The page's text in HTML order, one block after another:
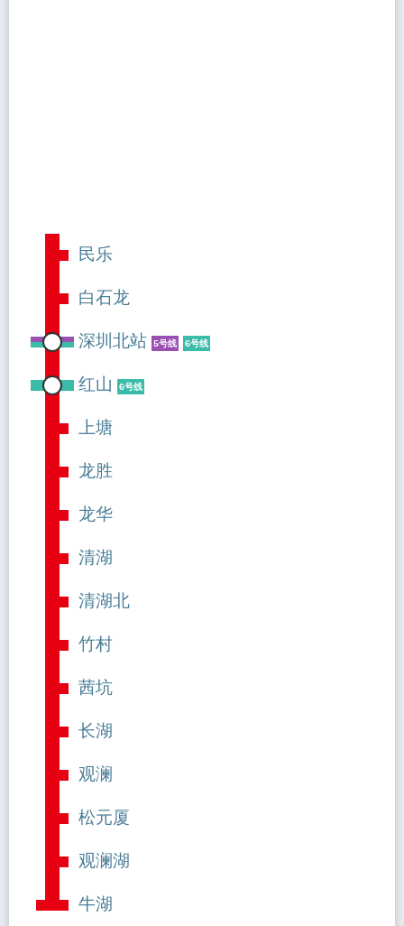
民乐
白石龙
深圳北站 5号线 6号线
红山 6号线
上塘
龙胜
龙华
清湖
清湖北
竹村
茜坑
长湖
观澜
松元厦
观澜湖
牛湖